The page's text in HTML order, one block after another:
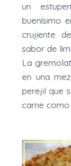
un
buenísimo
crujiente
sabor de
La
en una
perejil que
carne como